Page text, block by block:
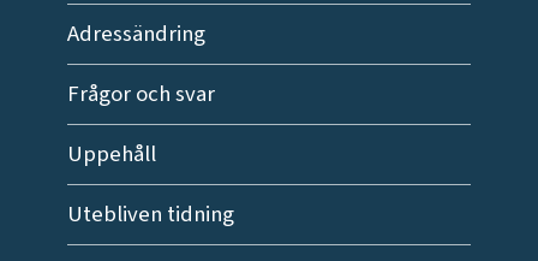
Adressändring
Frågor och svar
Uppehåll
Utebliven tidning